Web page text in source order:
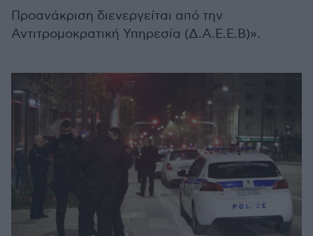
Προανάκριση διενεργείται από την
Αντιτρομοκρατική Υπηρεσία (Δ.Α.Ε.Ε.Β)».